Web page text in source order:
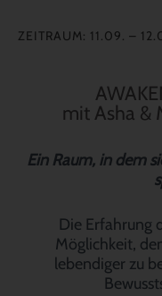
ZEITRAUM: 11.09. –
mit Asha &
Ein Raum, in dem
Die Erfahrung
Möglichkeit,
lebendiger zu